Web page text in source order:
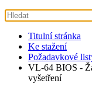
Titulní stránka
Ke stažení
Požadavkové
VL-64 BIOS -
vyšetření